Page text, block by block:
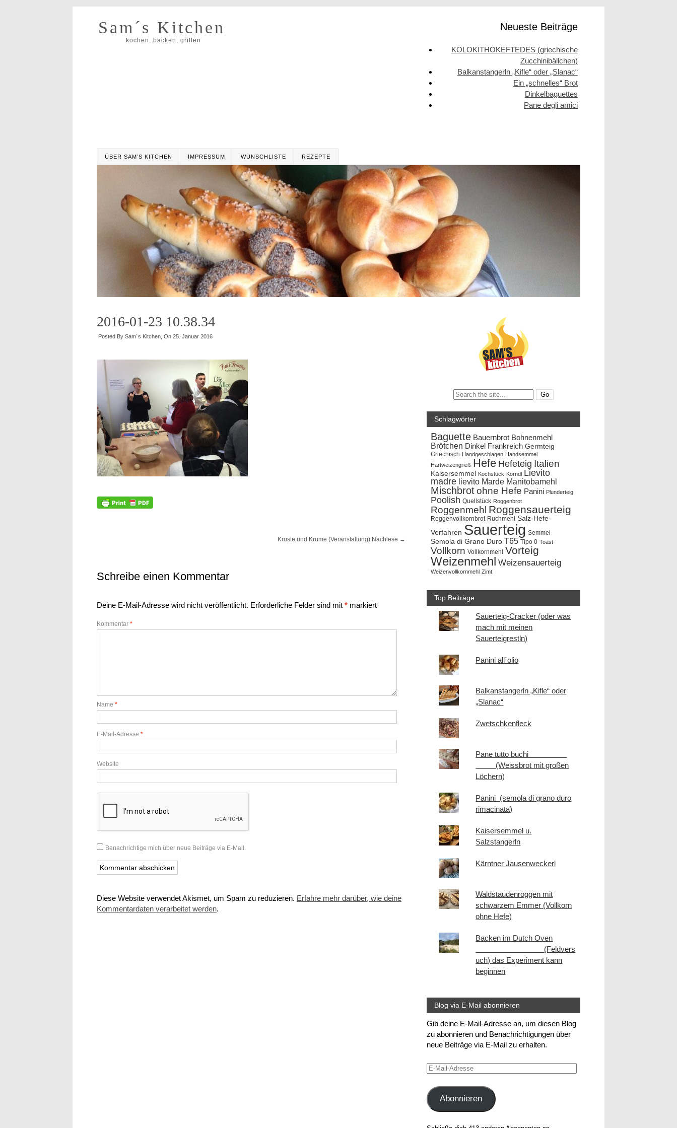
Sam´s Kitchen
kochen, backen, grillen
Neueste Beiträge
KOLOKITHOKEFTEDES (griechische
Zucchinibällchen)
Balkanstangerln „Kifle“ oder „Slanac“
Ein „schnelles“ Brot
Dinkelbaguettes
Pane degli amici
ÜBER SAM’S KITCHEN IMPRESSUM WUNSCHLISTE REZEPTE
2016-01-23 10.38.34
Posted By Sam´s Kitchen , On 25. Januar 2016
Kruste und Krume (Veranstaltung) Nachlese →
Schreibe einen Kommentar
Deine E-Mail-Adresse wird nicht veröffentlicht. Erforderliche Felder sind mit * markiert
Kommentar *
Name *
E-Mail-Adresse *
Website
Benachrichtige mich über neue Beiträge via E-Mail.
Diese Website verwendet Akismet, um Spam zu reduzieren. Erfahre mehr darüber, wie deine
Kommentardaten verarbeitet werden.
Search:
Schlagwörter
Baguette Bauernbrot Bohnenmehl
Brötchen Dinkel Frankreich Germteig
Griechisch Handgeschlagen Handsemmel
Hartweizengrieß Hefe Hefeteig Italien
Kaisersemmel Kochstück Körndl Lievito
madre lievito Marde Manitobamehl
Mischbrotohne Hefe Panini Plunderteig
Poolish Quellstück Roggenbrot
Roggenmehl Roggensauerteig
Roggenvollkornbrot Ruchmehl Salz-Hefe-
Verfahren Sauerteig Semmel
Semola di Grano Duro T65 Tipo 0 Toast
Vollkorn Vollkornmehl Vorteig
Weizenmehl Weizensauerteig
Weizenvollkornmehl Zimt
Top Beiträge
Sauerteig-Cracker (oder was
mach mit meinen
Sauerteigrestln)
Panini all´olio
Balkanstangerln „Kifle“ oder
„Slanac“
Zwetschkenfleck
Pane tutto buchi
(Weissbrot mit großen
Löchern)
Panini (semola di grano duro
rimacinata)
Kaisersemmel u.
Salzstangerln
Kärntner Jausenweckerl
Waldstaudenroggen mit
schwarzem Emmer (Vollkorn
ohne Hefe)
Backen im Dutch Oven
(Feldvers
uch) das Experiment kann
beginnen
Blog via E-Mail abonnieren
Gib deine E-Mail-Adresse an, um diesen Blog
zu abonnieren und Benachrichtigungen über
neue Beiträge via E-Mail zu erhalten.
E-
Adresse
Abonnieren